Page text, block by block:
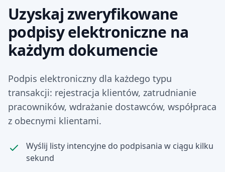
Uzyskaj zweryfikowane
podpisy elektroniczne na
każdym dokumencie
Podpis elektroniczny dla każdego typu
transakcji: rejestracja klientów, zatrudnianie
pracowników, wdrażanie dostawców, współpraca
z obecnymi klientami.
Wyślij listy intencyjne do podpisania w ciągu kilku
sekund